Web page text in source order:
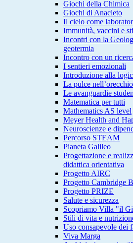
Giochi della Chimica
Giochi di Anacleto
Il cielo come
Immunità, vaccini e
Incontri con la
geotermia
Incontro con un
I sentieri emozionali
Introduzione alla
La pulce nell’orecchio
Le avanguardie
Matematica per tutti
Mathematics AS level
Meyer Health and
Neuroscienze e
Percorso STEAM
Pianeta Galileo
Progettazione e
didattica orientativa
Progetto AIRC
Progetto Cambridge
Progetto PRIZE
Salute e sicurezza
Scopriamo Villa "il
Stili di vita e
Uso consapevole dei
Viva Marga